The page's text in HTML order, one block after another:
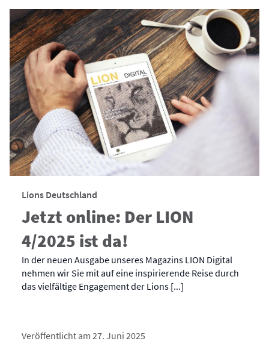
Lions Deutschland
Jetzt online: Der LION
4/2025 ist da!
In der neuen Ausgabe unseres Magazins LION Digital
nehmen wir Sie mit auf eine inspirierende Reise durch
das vielfältige Engagement der Lions [...]
Veröffentlicht am 27. Juni 2025